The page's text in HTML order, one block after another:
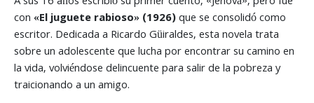
con «El juguete rabioso» (1926)que se consolidó como
escritor. Dedicada a Ricardo Güiraldes, esta novela trata
sobre un adolescente que lucha por encontrar su camino en
la vida, volviéndose delincuente para salir de la pobreza y
traicionando a un amigo.